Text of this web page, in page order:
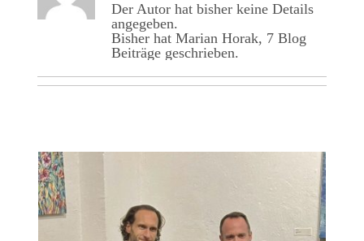
Der Autor hat bisher keine Details
angegeben.
Bisher hat Marian Horak, 7 Blog
Beiträge geschrieben.